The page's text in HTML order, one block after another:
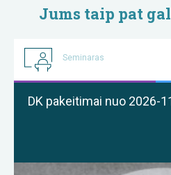
Jums taip pat
Seminaras
DK pakeitimai nuo 2026-